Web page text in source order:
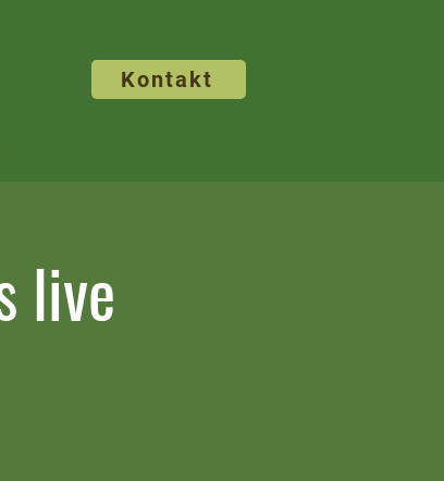
Kontakt
live